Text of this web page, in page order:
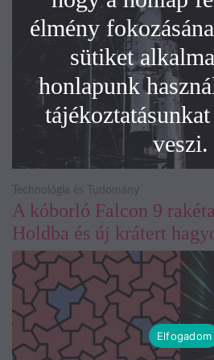
A kóborló Falcon 9
Holdba és új krátert
Technológia és Tudomány
élmény
sütiket
honlapunk
veszi.
Elfogadom